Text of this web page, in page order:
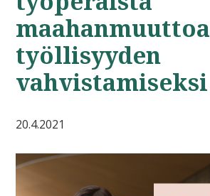
maahanmuuttoa
työllisyyden
vahvistamiseksi
20.4.2021